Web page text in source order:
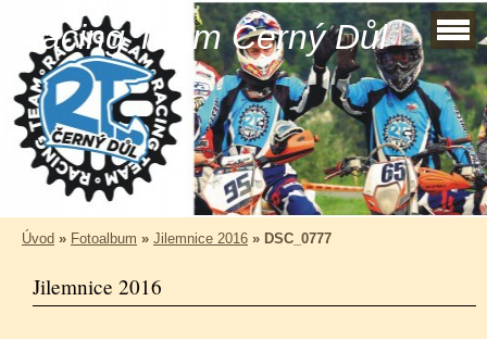
Racing Team Černý Důl
Úvod » Fotoalbum » Jilemnice 2016 » DSC_0777
Jilemnice 2016